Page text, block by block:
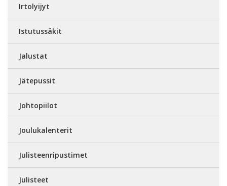
Irtolyijyt
Istutussäkit
Jalustat
Jätepussit
Johtopiilot
Joulukalenterit
Julisteenripustimet
Julisteet